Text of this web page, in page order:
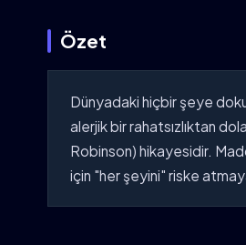
Özet
Dünyadaki hiçbir şeye
alerjik bir rahatsızlıktan
Robinson) hikayesidir.
için "her şeyini" riske